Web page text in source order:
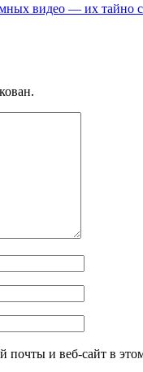
видео — их
почты и веб-сайт в